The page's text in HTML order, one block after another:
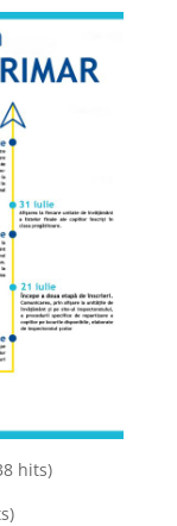
hits)